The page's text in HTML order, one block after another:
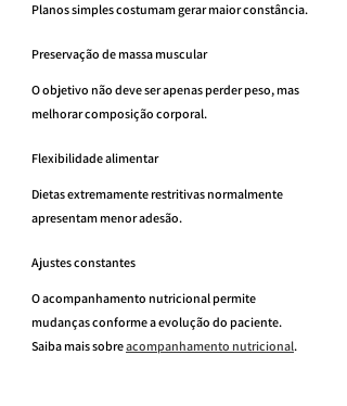
Planos simples costumam gerar maior constância.
Preservação de massa muscular
O objetivo não deve ser apenas perder peso, mas
melhorar composição corporal.
Flexibilidade alimentar
Dietas extremamente restritivas normalmente
apresentam menor adesão.
Ajustes constantes
O acompanhamento nutricional permite
mudanças conforme a evolução do paciente.
Saiba mais sobre acompanhamento nutricional.